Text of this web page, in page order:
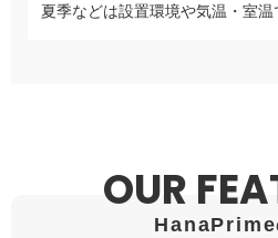
夏季などは設置環境や気温・室温
OUR
HanaPrime